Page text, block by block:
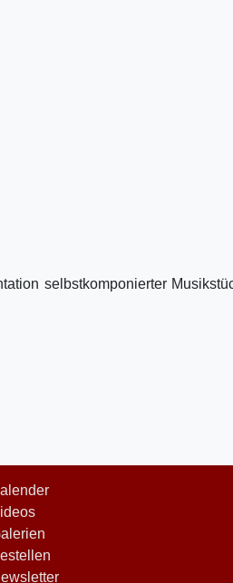
selbstkomponierter